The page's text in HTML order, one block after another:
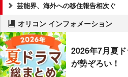
芸能界、海外への移住報告相次ぐ
オリコン インフォメーション
2026年7月夏
が勢ぞろい！